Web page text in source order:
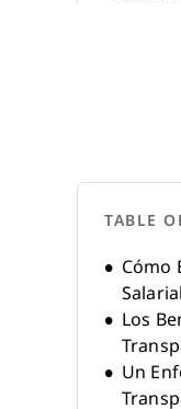
TABLE
Cómo
Los
Un